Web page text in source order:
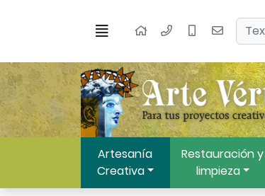
Menú Inicio Buscar
Artesanía
Creativa
Restauración y
limpieza